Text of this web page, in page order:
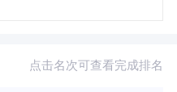
点击名次可查看完成排名